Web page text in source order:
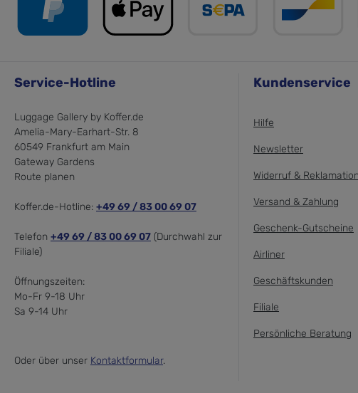
Service-Hotline
Luggage Gallery by Koffer.de
Amelia-Mary-Earhart-Str. 8
60549 Frankfurt am Main
Gateway Gardens
Route planen
Koffer.de-Hotline: +49 69 / 83 00 69 07
Telefon +49 69 / 83 00 69 07 (Durchwahl zur
Filiale)
Öffnungszeiten:
Mo-Fr 9-18 Uhr
Sa 9-14 Uhr
Oder über unser Kontaktformular.
Kundenservice
Hilfe
Newsletter
Widerruf & Reklamation
Versand & Zahlung
Geschenk-Gutscheine
Airliner
Geschäftskunden
Filiale
Persönliche Beratung